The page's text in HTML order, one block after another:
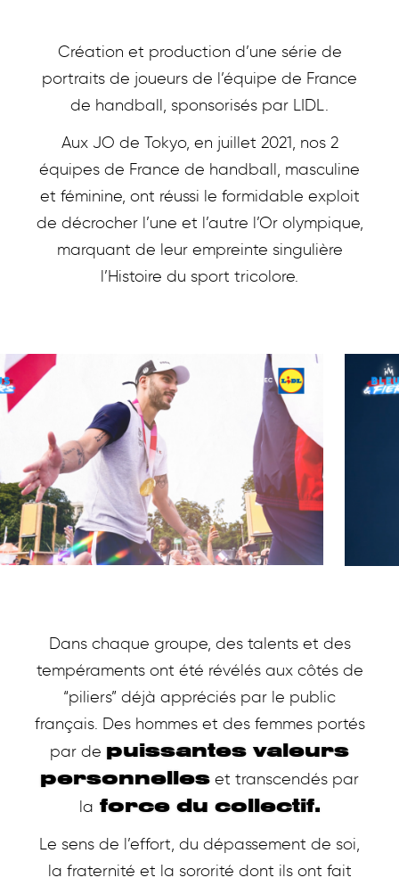
Création et production d’une série de
portraits de joueurs de l’équipe de France
de handball, sponsorisés par LIDL.
Aux JO de Tokyo, en juillet 2021, nos 2
équipes de France de handball, masculine
et féminine, ont réussi le formidable exploit
de décrocher l’une et l’autre l’Or olympique,
marquant de leur empreinte singulière
l’Histoire du sport tricolore.
Dans chaque groupe, des talents et des
tempéraments ont été révélés aux côtés de
“piliers” déjà appréciés par le public
français. Des hommes et des femmes portés
par de puissantes valeurs
personnelles et transcendés par
la force du collectif.
Le sens de l’effort, du dépassement de soi,
la fraternité et la sororité dont ils ont fait